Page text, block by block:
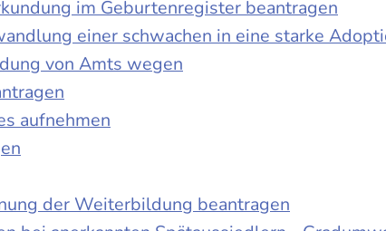
im Geburtenregister beantragen
einer schwachen in eine starke
von Amts wegen
aufnehmen
der Weiterbildung beantragen